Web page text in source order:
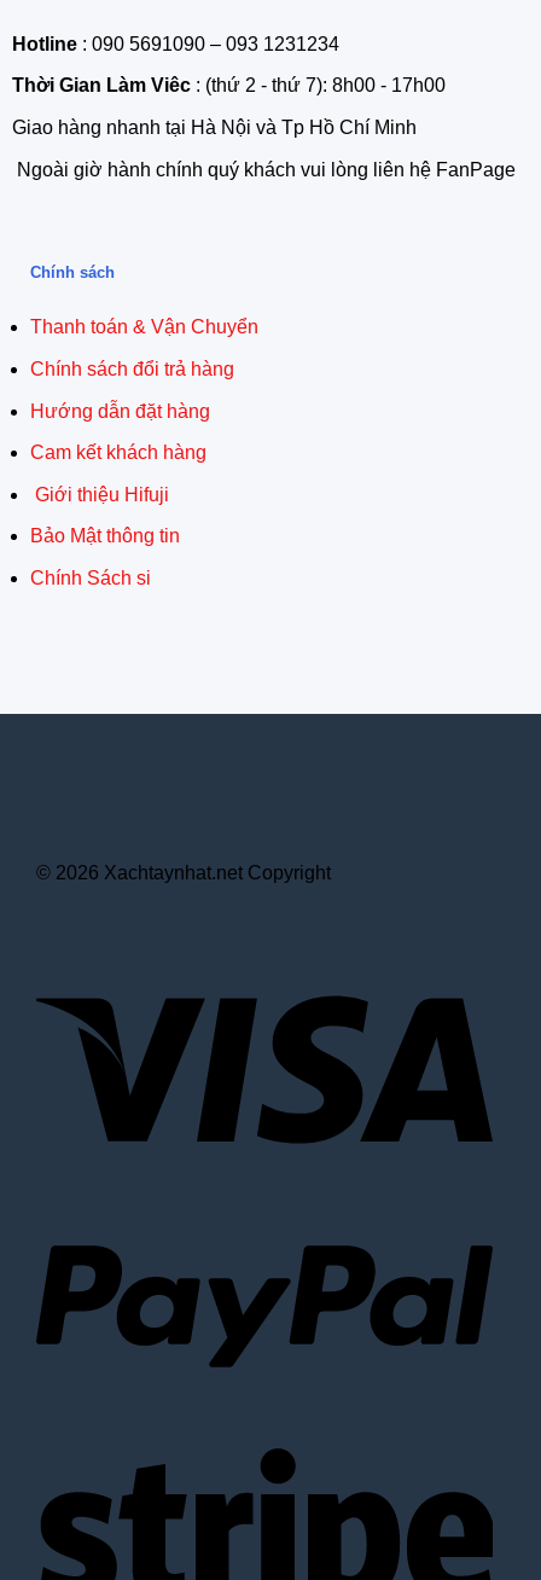
Hotline: 090 5691090 – 093 1231234
Thời Gian Làm Viêc: (thứ 2 - thứ 7): 8h00 - 17h00
Giao hàng nhanh tại Hà Nội và Tp Hồ Chí Minh
Ngoài giờ hành chính quý khách vui lòng liên hệ FanPage
Chính sách
Thanh toán & Vận Chuyển
Chính sách đổi trả hàng
Hướng dẫn đặt hàng
Cam kết khách hàng
Giới thiệu Hifuji
Bảo Mật thông tin
Chính Sách si
© 2026 Xachtaynhat.net Copyright